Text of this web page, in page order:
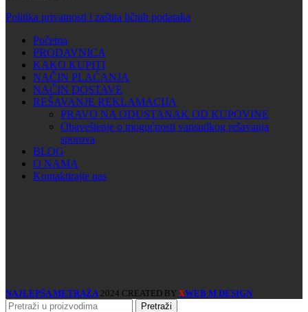
Politika privatnosti i zaštita ličnih podataka
Početna
PRODAVNICA
KAKO KUPITI
NAČIN PLAĆANJA
NAČIN DOSTAVE
REŠAVANJE REKLAMACIJA
PRAVO NA ODUSTANAK OD KUPOVINE
Obaveštenje o mogućnosti vansudkog rešavanja
sporova
BLOG
O NAMA
Kontaktirajte nas
NAJLEPŠA METRAŽA 2024 CREATED BY XWEB M DESIGN
Pretraži